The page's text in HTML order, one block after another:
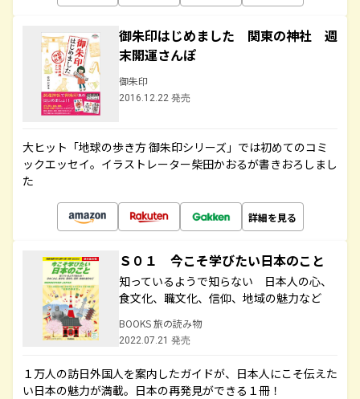
御朱印はじめました 関東の神社 週
末開運さんぽ
御朱印
2016.12.22 発売
大ヒット「地球の歩き方 御朱印シリーズ」では初めてのコミ
ックエッセイ。イラストレーター柴田かおるが書きおろしまし
た
詳細を見る
Ｓ０１ 今こそ学びたい日本のこと
知っているようで知らない 日本人の心、
食文化、職文化、信仰、地域の魅力など
BOOKS 旅の読み物
2022.07.21 発売
１万人の訪日外国人を案内したガイドが、日本人にこそ伝えた
い日本の魅力が満載。日本の再発見ができる１冊！